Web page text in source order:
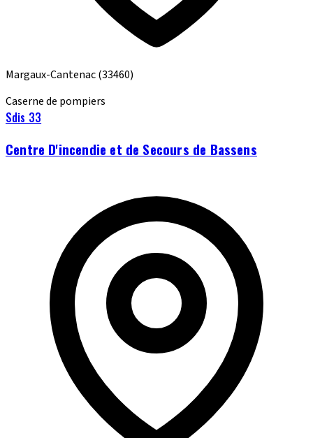
Margaux-Cantenac(33460)
Caserne de pompiers
Sdis 33
Centre D'incendie et de Secours de Bassens